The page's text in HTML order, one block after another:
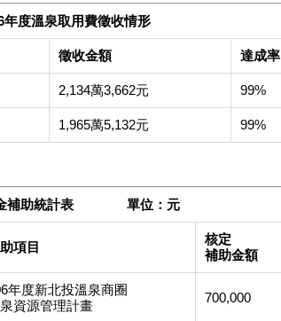
年度溫泉取用費徵收情形
徵收金額 達成率
2,134萬3,662元 99%
1,965萬5,132元 99%
金補助統計表 單位：元
項目
核定
補助金額
年度新北投溫泉商圈
資源管理計畫
700,000